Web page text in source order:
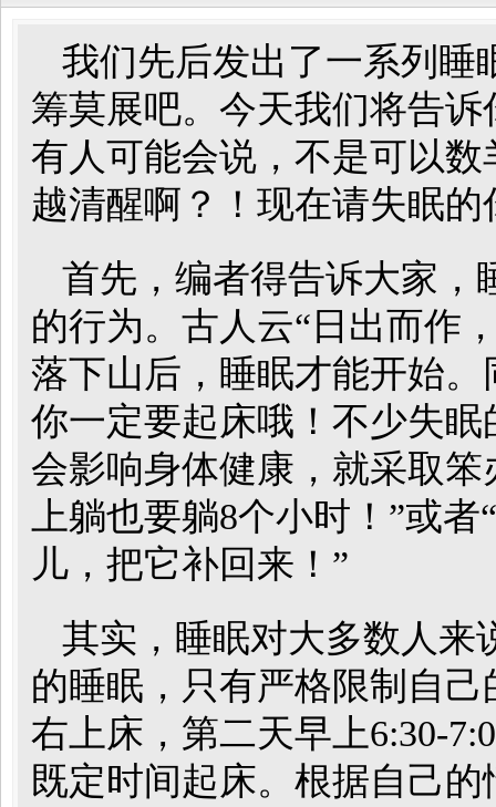
我们先后发出了一系列睡
筹莫展吧。今天我们将告
有人可能会说，不是可以
越清醒啊？！现在请失眠
首先，编者得告诉大家，
的行为。古人云“日出而作
落下山后，睡眠才能开始
你一定要起床哦！不少失
会影响身体健康，就采取
上躺也要躺8个小时！”或
儿，把它补回来！”
其实，睡眠对大多数人来
的睡眠，只有严格限制自
右上床，第二天早上6:30-
既定时间起床。根据自己